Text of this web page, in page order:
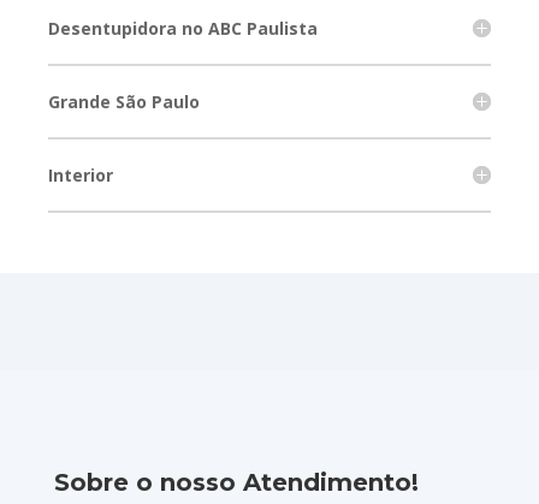
Desentupidora no ABC Paulista
Grande São Paulo
Interior
Sobre o nosso Atendimento!